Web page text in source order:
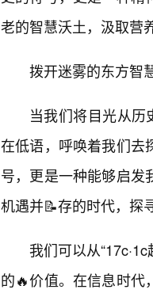
老的智慧沃土，汲取营
拨开迷雾的东方智
当我们将目光从历
在低语，呼唤着我们去
号，更是一种能够启发
机遇并📝存的时代，探
我们可以从
的🔥价值。在信息时代